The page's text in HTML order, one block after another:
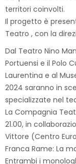
territori coinvolti.
Il progetto è
Teatro , con la
Dal Teatro Nino
Portuensi e il Polo
Laurentina e al
2024 saranno in
specializzate nel
La Compagnia
21.00, in
Vittore (Centro
Franca Rame: La
Entrambi i